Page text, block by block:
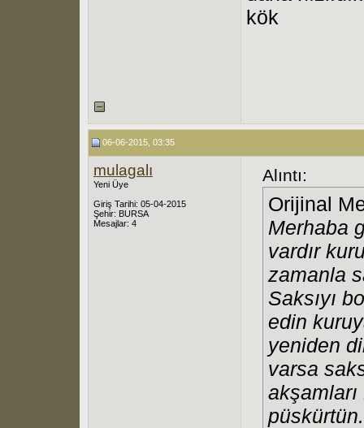
kök
06-06-2015, 03:35
mulagalı
Yeni Üye
Giriş Tarihi: 05-04-2015
Şehir: BURSA
Mesajlar: 4
Alıntı:
Orijinal
Merhaba
vardır
zamanla
Saksıyı
edin
yeniden
varsa